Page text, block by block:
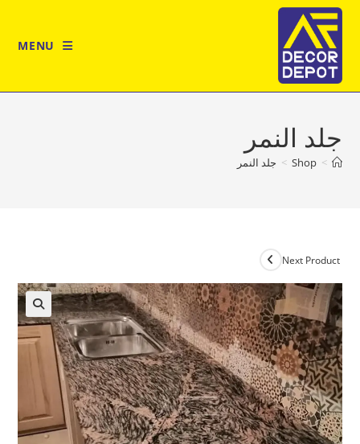
Skip
content
MENU
جلد النمر
>
Shop
> جلد النمر
Next Product